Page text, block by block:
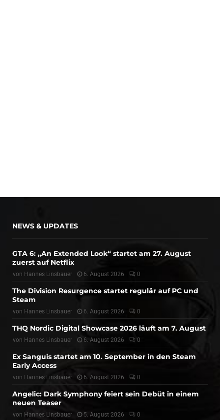
NEWS & UPDATES
GTA 6: „An Extended Look“ startet am 27. August
zuerst auf Netflix
von Hannes Linsbauer 6. August 2026 0
The Division Resurgence startet regulär auf PC und
Steam
von Hannes Linsbauer 6. August 2026 0
THQ Nordic Digital Showcase 2026 läuft am 7. August
von Hannes Linsbauer 6. August 2026 0
Ex Sanguis startet am 10. September in den Steam
Early Access
von Hannes Linsbauer 6. August 2026 0
Angelic: Dark Symphony feiert sein Debüt in einem
neuen Teaser
von Hannes Linsbauer 5. August 2026 0